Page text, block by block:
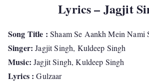
Lyrics – Jagjit
Song Title : Shaam Se Aankh Mein Nami
Singer: Jagjit Singh, Kuldeep Singh
Music: Jagjit Singh, Kuldeep Singh
Lyrics : Gulzaar